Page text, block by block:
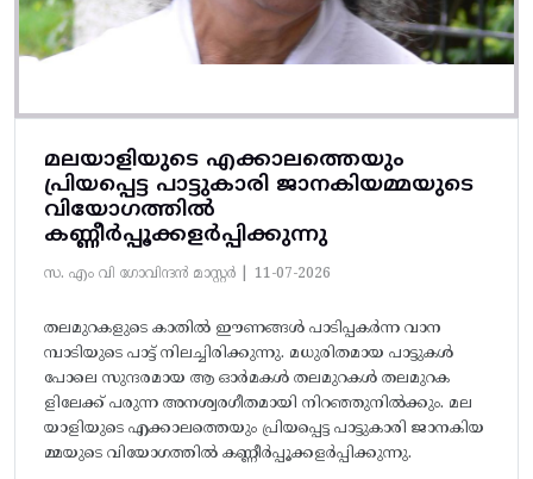
മലയാളിയുടെ എക്കാലത്തെയും
പ്രിയപ്പെട്ട പാട്ടുകാരി ജാനകിയമ്മയുടെ
വിയോഗത്തിൽ
കണ്ണീർപ്പൂക്കളർപ്പിക്കുന്നു
സ. എം വി ഗോവിന്ദൻ മാസ്റ്റർ | 11-07-2026
തലമുറകളുടെ കാതിൽ ഇ‍ൗണങ്ങൾ പാടിപ്പകർന്ന വാന
മ്പാടിയുടെ പാട്ട്‌ നിലച്ചിരിക്കുന്നു. മധുരിതമായ പാട്ടുകൾ
പോലെ സുന്ദരമായ ആ ഓർമകൾ തലമുറകൾ തലമുറക
ളിലേക്ക്‌ പരുന്ന അനശ്വരഗീതമായി നിറഞ്ഞുനിൽക്കും. മല
യാളിയുടെ എക്കാലത്തെയും പ്രിയപ്പെട്ട പാട്ടുകാരി ജാനകിയ
മ്മയുടെ വിയോഗത്തിൽ കണ്ണീർപ്പൂക്കളർപ്പിക്കുന്നു.